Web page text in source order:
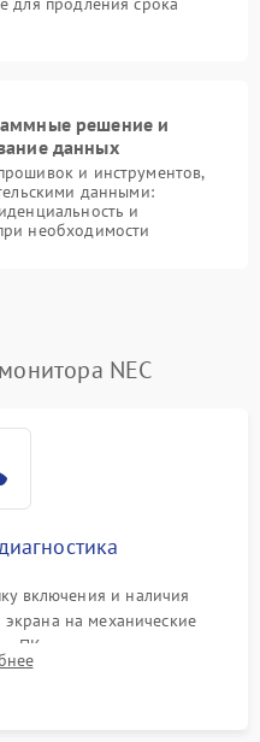
решение и
данных
и инструментов,
данными:
и
необходимости
NEC
включения и наличия
на механические
ПК для оценки вывода
и выявления артефактов на